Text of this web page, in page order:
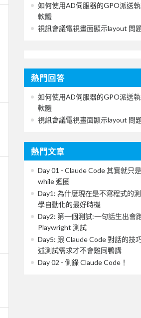
如何使用AD伺服器的GPO派送
軟體
視訊會議電視畫面顯示layout 問
熱門回答
如何使用AD伺服器的GPO派送
軟體
視訊會議電視畫面顯示layout 問
熱門文章
Day 01 - Claude Code 其實就只
while 迴圈
Day1: 為什麼現在是不寫程式的
學自動化的最好時機
Day2: 第一個測試:一句話生出會
Playwright 測試
Day5: 跟 Claude Code 對話的技
述測試需求才不會雞同鴨講
Day 02 - 側錄 Claude Code！